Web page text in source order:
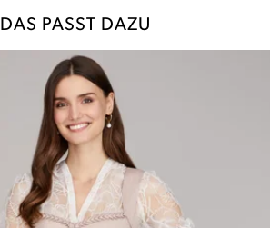
DAS PASST DAZU